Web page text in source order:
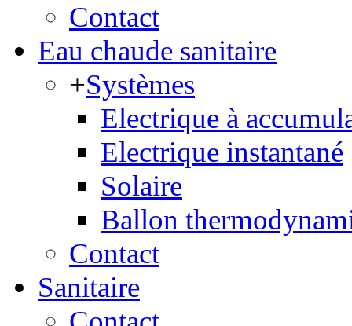
Contact
Eau chaude sanitaire
+Systèmes
Electrique à
Electrique instantané
Solaire
Ballon
Contact
Sanitaire